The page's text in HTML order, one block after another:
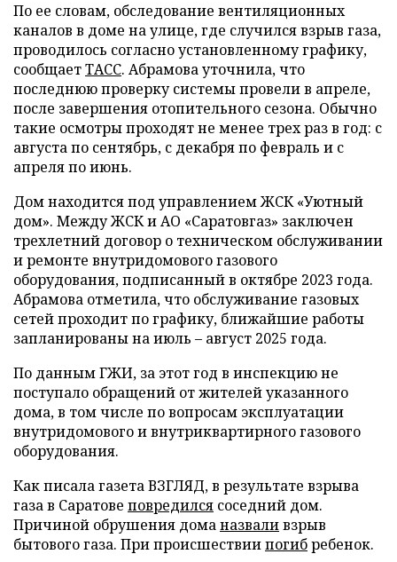
По ее словам, обследование вентиляционных
каналов в доме на улице, где случился взрыв газа,
проводилось согласно установленному графику,
сообщаетТАСС. Абрамова уточнила, что
последнюю проверку системы провели в апреле,
после завершения отопительного сезона. Обычно
такие осмотры проходят не менее трех раз в год: с
августа по сентябрь, с декабря по февраль и с
апреля по июнь.
Дом находится под управлением ЖСК «Уютный
дом». Между ЖСК и АО «Саратовгаз» заключен
трехлетний договор о техническом обслуживании
и ремонте внутридомового газового
оборудования, подписанный в октябре 2023 года.
Абрамова отметила, что обслуживание газовых
сетей проходит по графику, ближайшие работы
запланированы на июль – август 2025 года.
По данным ГЖИ, за этот год в инспекцию не
поступало обращений от жителей указанного
дома, в том числе по вопросам эксплуатации
внутридомового и внутриквартирного газового
оборудования.
Как писала газета ВЗГЛЯД, в результате взрыва
газа в Саратове повредился соседний дом.
Причиной обрушения доманазваливзрыв
бытового газа. При происшествиипогибребенок.